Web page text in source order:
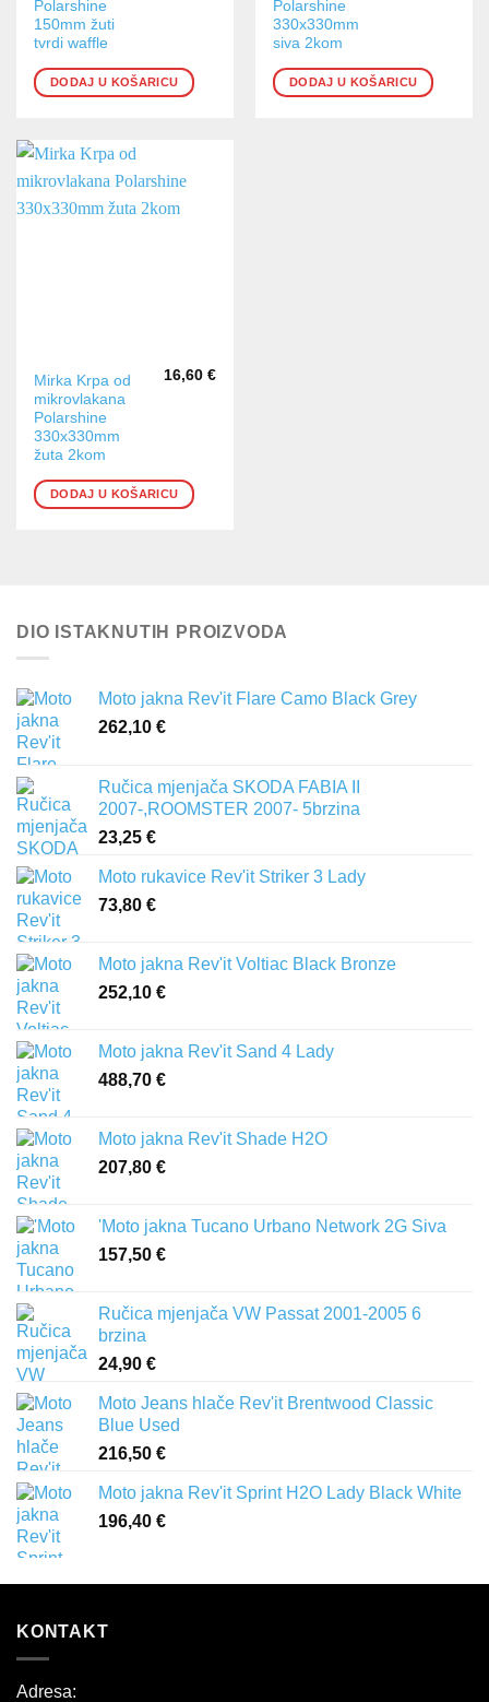
Polarshine
150mm žuti
tvrdi waffle
DODAJ U KOŠARICU
Polarshine
330x330mm
siva 2kom
DODAJ U KOŠARICU
Mirka Krpa od
mikrovlakana
Polarshine
330x330mm
žuta 2kom
16,60 €
DODAJ U KOŠARICU
DIO ISTAKNUTIH PROIZVODA
Moto jakna Rev'it Flare Camo Black Grey
262,10 €
Ručica mjenjača SKODA FABIA II
2007-,ROOMSTER 2007- 5brzina
23,25 €
Moto rukavice Rev'it Striker 3 Lady
73,80 €
Moto jakna Rev'it Voltiac Black Bronze
252,10 €
Moto jakna Rev'it Sand 4 Lady
488,70 €
Moto jakna Rev'it Shade H2O
207,80 €
'Moto jakna Tucano Urbano Network 2G Siva
157,50 €
Ručica mjenjača VW Passat 2001-2005 6
brzina
24,90 €
Moto Jeans hlače Rev'it Brentwood Classic
Blue Used
216,50 €
Moto jakna Rev'it Sprint H2O Lady Black White
196,40 €
KONTAKT
Adresa: